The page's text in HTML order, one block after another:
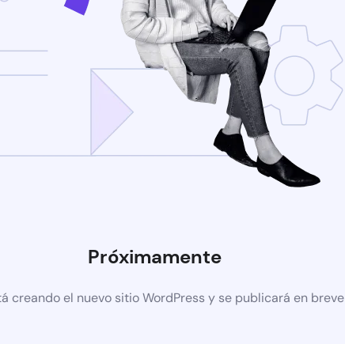
Próximamente
creando el nuevo sitio WordPress y se publicará en breve